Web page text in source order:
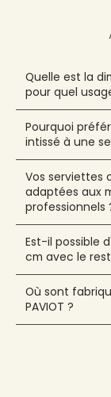
Quelle est la
pour quel
Pourquoi
intissé à une
Vos serviettes
adaptées aux
professionnels
Est-il possible
cm avec le
Où sont
PAVIOT ?